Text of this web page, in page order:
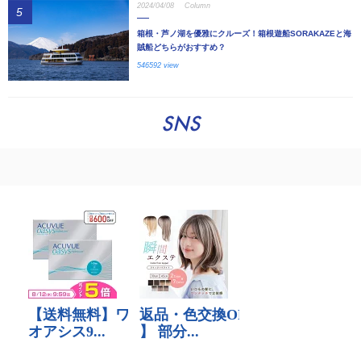
5 2024/04/08 Column
箱根・芦ノ湖を優雅にクルーズ！箱根遊船SORAKAZEと海
賊船どちらがおすすめ？
546592 view
SNS